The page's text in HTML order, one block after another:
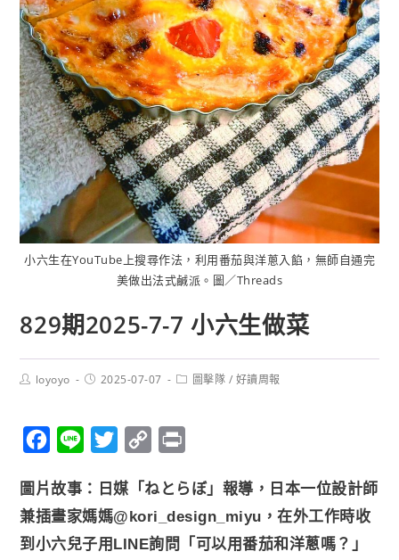
小六生在YouTube上搜尋作法，利用番茄與洋蔥入餡，無師自通完
美做出法式鹹派。圖／Threads
829期2025-7-7 小六生做菜
loyoyo 2025-07-07 圖擊隊 / 好讀周報
c
e
b
n
e
i
t
t
p
y
L
i
n
t
圖片故事：日媒「ねとらぼ」報導，日本一位設計師
兼插畫家媽媽@kori_design_miyu，在外工作時收
到小六兒子用LINE詢問「可以用番茄和洋蔥嗎？」